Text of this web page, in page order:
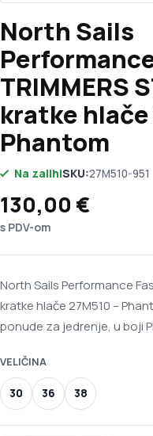
North Sails
TRIMMERS
kratke hlače
Phantom
Na zalihiSKU:27M510-951
130,00 €
s PDV-om
North Sails Performance
kratke hlače 27M510 –
ponude za jedrenje, u boji
VELIČINA
30 36 38